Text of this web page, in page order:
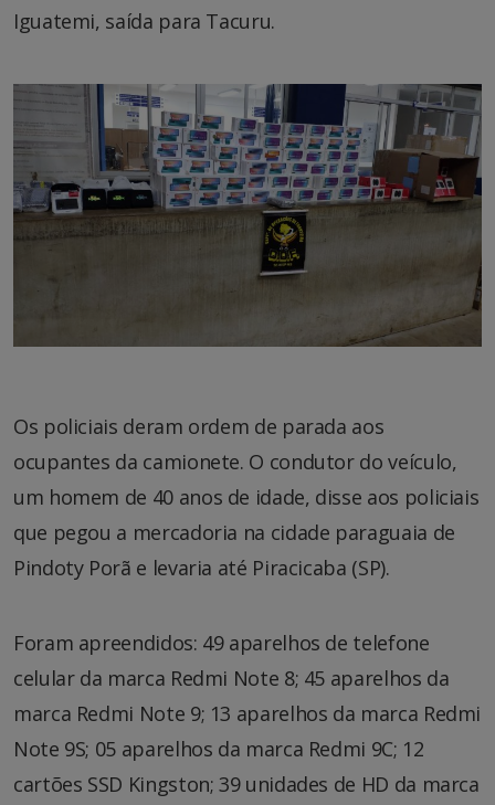
Iguatemi, saída para Tacuru.
Os policiais deram ordem de parada aos
ocupantes da camionete. O condutor do veículo,
um homem de 40 anos de idade, disse aos policiais
que pegou a mercadoria na cidade paraguaia de
Pindoty Porã e levaria até Piracicaba (SP).
Foram apreendidos: 49 aparelhos de telefone
celular da marca Redmi Note 8; 45 aparelhos da
marca Redmi Note 9; 13 aparelhos da marca Redmi
Note 9S; 05 aparelhos da marca Redmi 9C; 12
cartões SSD Kingston; 39 unidades de HD da marca